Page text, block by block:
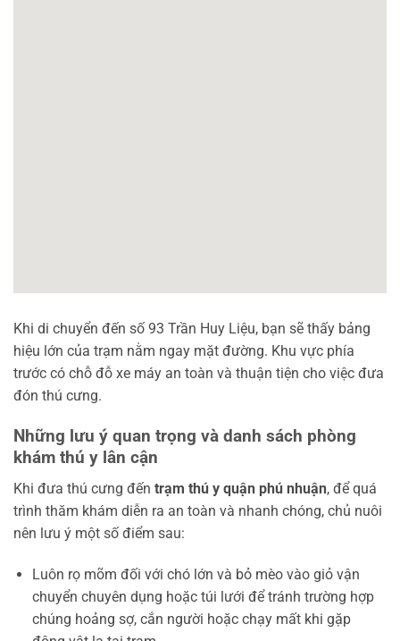
Khi di chuyển đến số 93 Trần Huy Liệu, bạn sẽ thấy bảng
hiệu lớn của trạm nằm ngay mặt đường. Khu vực phía
trước có chỗ đỗ xe máy an toàn và thuận tiện cho việc đưa
đón thú cưng.
Những lưu ý quan trọng và danh sách phòng
khám thú y lân cận
Khi đưa thú cưng đến trạm thú y quận phú nhuận, để quá
trình thăm khám diễn ra an toàn và nhanh chóng, chủ nuôi
nên lưu ý một số điểm sau:
Luôn rọ mõm đối với chó lớn và bỏ mèo vào giỏ vận
chuyển chuyên dụng hoặc túi lưới để tránh trường hợp
chúng hoảng sợ, cắn người hoặc chạy mất khi gặp